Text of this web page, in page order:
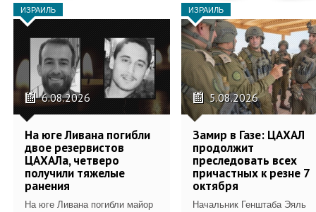
ИЗРАИЛЬ
6.08.2026
На юге Ливана погибли
двое резервистов
ЦАХАЛа, четверо
получили тяжелые
ранения
На юге Ливана погибли майор
ИЗРАИЛЬ
5.08.2026
Замир в Газе: ЦАХАЛ
продолжит
преследовать всех
причастных к резне 7
октября
Начальник Генштаба Эяль